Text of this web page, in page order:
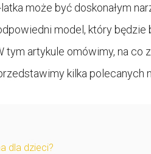
może być doskonałym
model, który
tym artykule omówimy, na
kilka polecanych
dla dzieci?